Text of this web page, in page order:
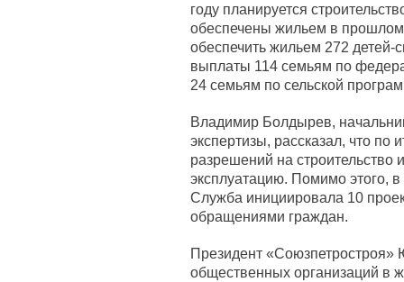
году планируется
обеспечены жильем в прошлом
обеспечить жильем 272 детей-
выплаты 114 семьям по
24 семьям по сельской
Владимир Болдырев,
экспертизы, рассказал, что
разрешений на
эксплуатацию. Помимо этого,
Служба инициировала 10
обращениями граждан.
Президент «Союзпетростроя»
общественных организаций в